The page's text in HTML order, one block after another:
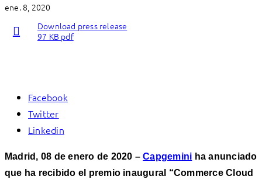
ene. 8, 2020
Download press release
97 KB pdf
Facebook
Twitter
Linkedin
Madrid, 08 de enero de 2020 –Capgemini ha anunciado
que ha recibido el premio inaugural “Commerce Cloud